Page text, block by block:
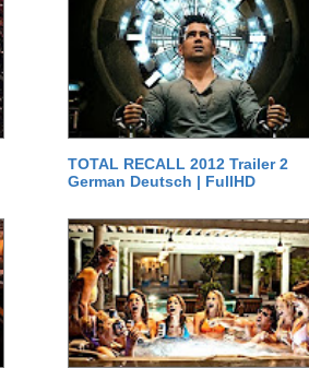
TOTAL RECALL 2012 Trailer 2
German Deutsch | FullHD